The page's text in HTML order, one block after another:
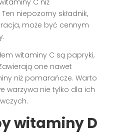
niepozorny składnik,
może być cennym
witaminy C są papryki,
one nawet
niż pomarańcze. Warto
warzywa nie tylko dla ich
witaminy D